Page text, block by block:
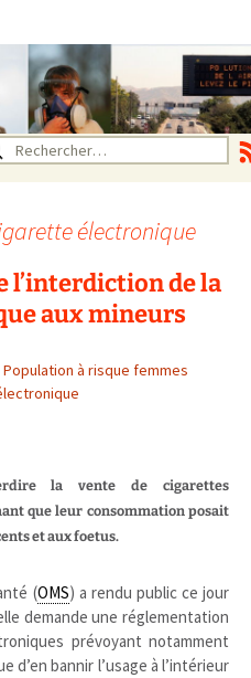
:
électronique
l’interdiction de la
aux mineurs
Population à risque femmes
la vente de cigarettes
que leur consommation posait
et aux foetus.
(OMS) a rendu public ce jour
demande une réglementation
prévoyant notamment
d’en bannir l’usage à l’intérieur